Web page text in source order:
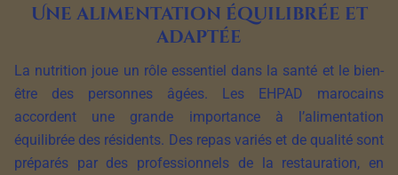
Une alimentation équilibrée et
adaptée
La nutrition joue un rôle essentiel dans la santé et le bien-
être des personnes âgées. Les EHPAD marocains
accordent une grande importance à l’alimentation
équilibrée des résidents. Des repas variés et de qualité sont
préparés par des professionnels de la restauration, en